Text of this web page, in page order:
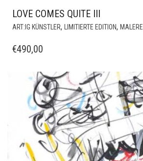
LOVE COMES QUITE III
ART:IG KÜNSTLER, LIMITIERTE EDITION, MALEREI
€490,00